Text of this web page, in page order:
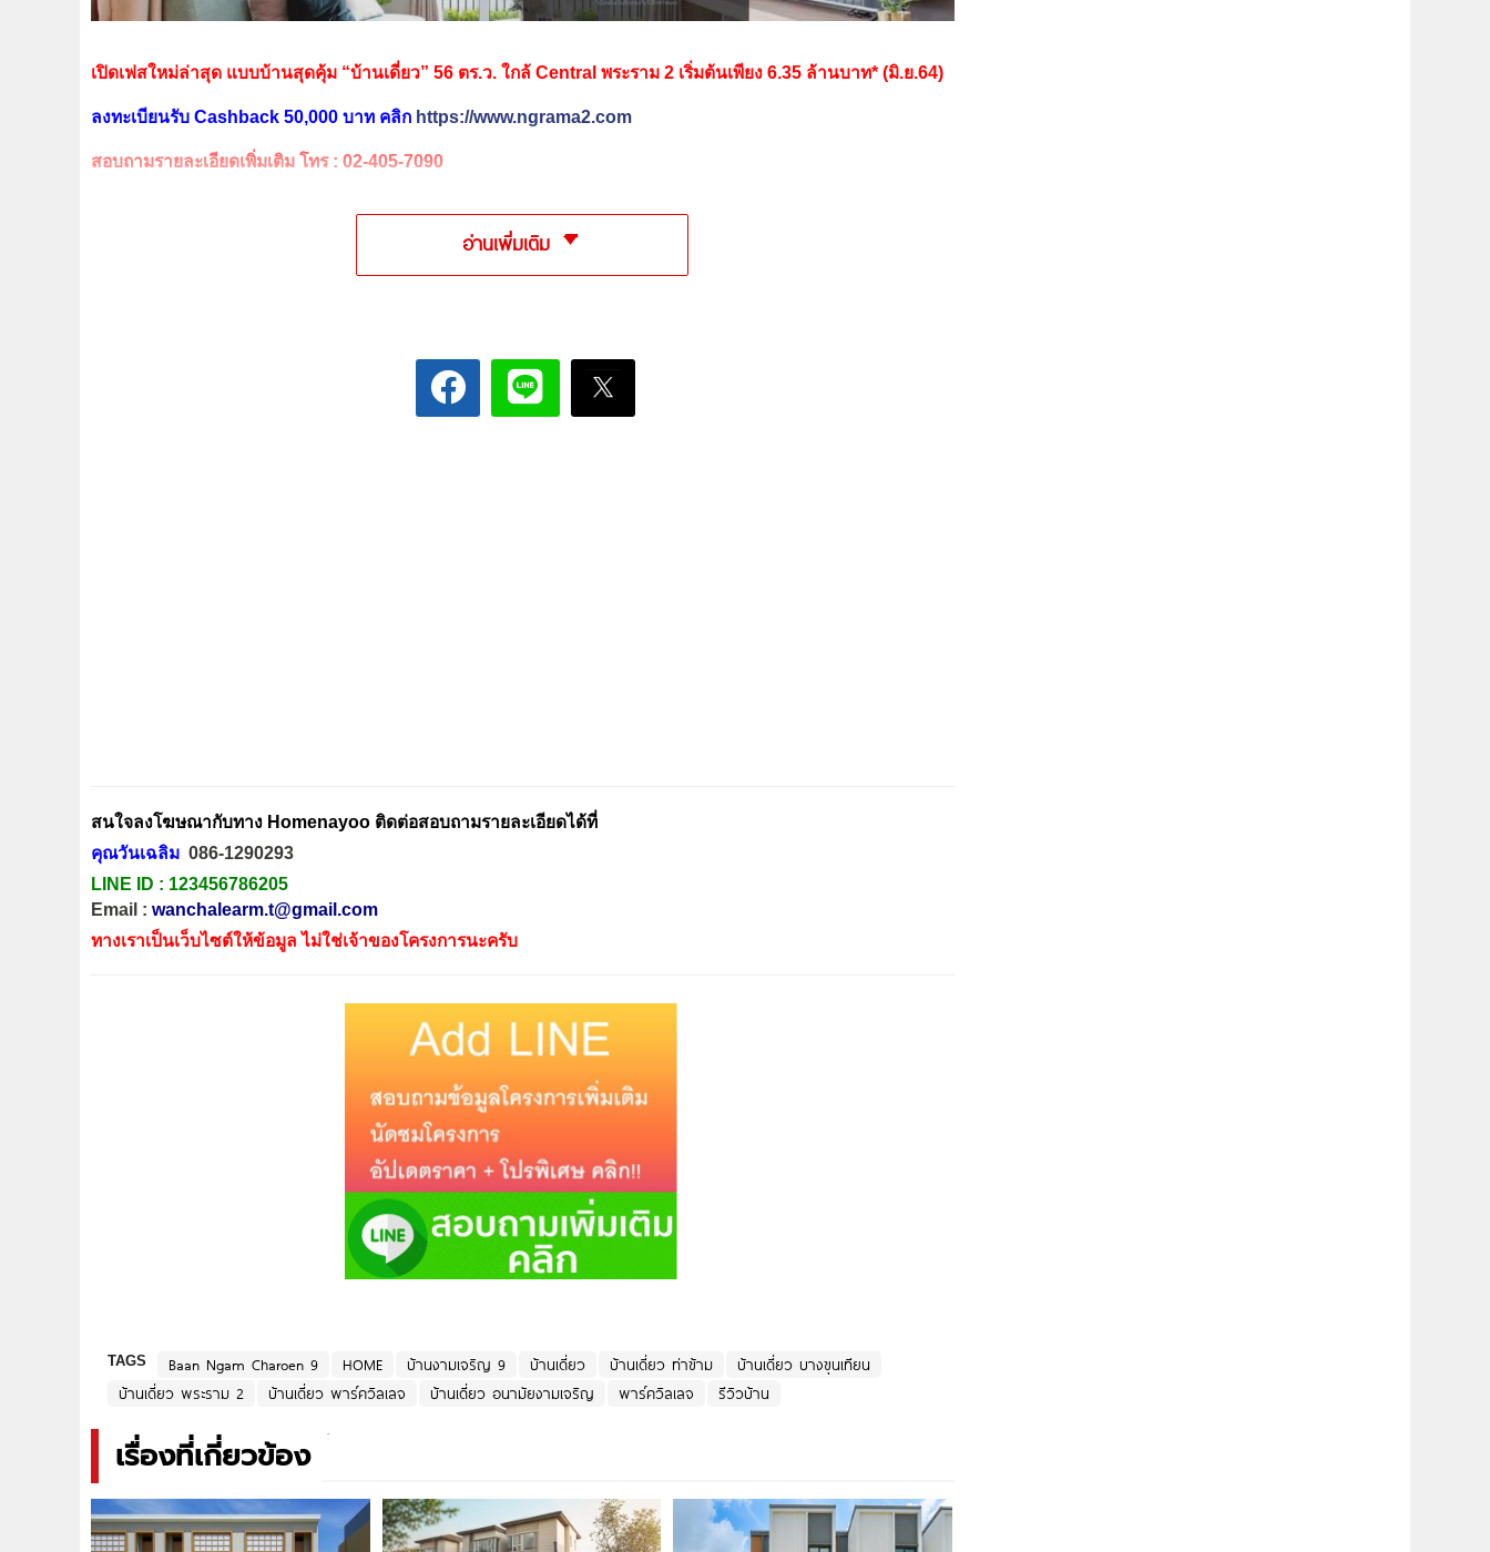
เปิดเฟสใหม่ล่าสุด แบบบ้านสุดคุ้ม “บ้านเดี่ยว” 56 ตร.ว. ใกล้ Central พระราม 2 เริ่มต้นเพียง 6.35 ล้านบาท* (มิ.ย.64)
ลงทะเบียนรับ Cashback 50,000 บาท คลิก https://www.ngrama2.com
สอบถามรายละเอียดเพิ่มเติม โทร : 02-405-7090
อ่านเพิ่มเติม
สนใจลงโฆษณากับทาง Homenayoo ติดต่อสอบถามรายละเอียดได้ที่
คุณวันเฉลิม 086-1290293
LINE ID : 123456786205
Email : wanchalearm.t@gmail.com
ทางเราเป็นเว็บไซต์ให้ข้อมูล ไม่ใช่เจ้าของโครงการนะครับ
TAGS Baan Ngam Charoen 9 HOME บ้านงามเจริญ 9 บ้านเดี่ยว บ้านเดี่ยว ท่าข้าม
บ้านเดี่ยว บางขุนเทียน
บ้านเดี่ยว พระราม 2
บ้านเดี่ยว พาร์ควิลเลจ บ้านเดี่ยว อนามัยงามเจริญ พาร์ควิลเลจ รีวิวบ้าน
เรื่องที่เกี่ยวข้อง